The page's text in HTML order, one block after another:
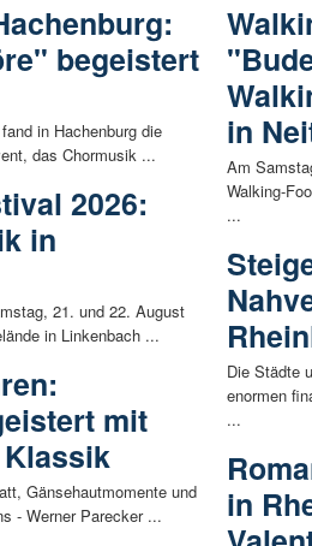
begeistert
in Hachenburg die
das Chormusik ...
2026:
in
21. und 22. August
in Linkenbach ...
mit
Gänsehautmomente und
- Werner Parecker ...
in
Am
Walking-
...
Die Städte
enormen
...
in